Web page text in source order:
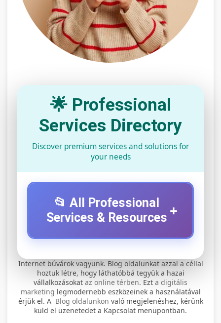
🌟 Professional
Services Directory
Discover premium services and solutions for
your needs
📂 All Professional
Services & Resources +
szervíz
+
Professional electric scooter repair and
maintenance services. Expert technicians
provide quality service for all major brands and
📊 2. online marketing
ügynökség
+
Internet búvárok vagyunk. Blog oldalunkat azzal a céllal
hoztuk létre, hogy láthatóbbá tegyük a hazai
vállalkozásokat az online térben. Ezt a digitális
marketing legmodernebb eszközeinek a használatával
érjük el. A Blog oldalunkon való megjelenéshez, kérünk
küld el üzenetedet a Kapcsolat menüpontban.